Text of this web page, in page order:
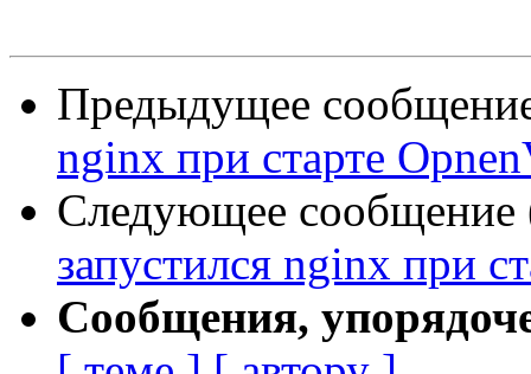
Предыдущее
nginx при старте
Следующее сообщение
запустился nginx при
Сообщения,